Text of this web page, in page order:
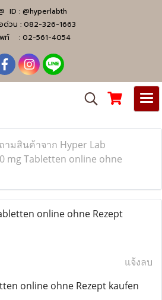
ID : @hyperlabth
ด่วน : 082-326-1663
พท์ : 02-561-4054
ามสินค้าจาก Hyper Lab
mg Tabletten online ohne
online ohne Rezept
แจ้งลบ
online ohne Rezept kaufen